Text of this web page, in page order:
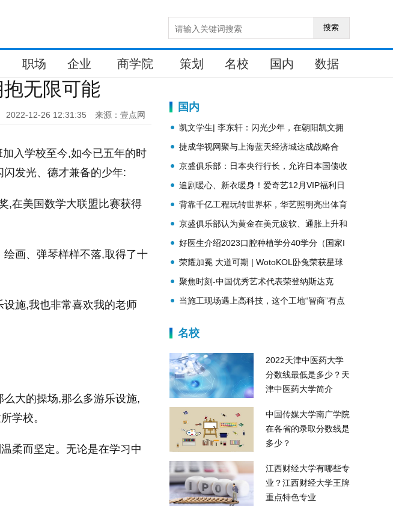
搜索
职场 企业 商学院 策划 名校 国内 数据
无限可能
2022-12-26 12:31:35 来源：壹点网
入学校至今,如今已五年的时
发光、德才兼备的少年:
,在美国数学大联盟比赛获得
画、弹琴样样不落,取得了十
施,我也非常喜欢我的老师
大的操场,那么多游乐设施,
学校。
柔而坚定。无论是在学习中
国内
凯文学生| 李东轩：闪光少年，在朝阳凯文拥
抱无限可能
捷成华视网聚与上海蓝天经济城达成战略合
作，聚力探索元宇宙行业创新生态
京盛俱乐部：日本央行行长，允许日本国债收
益率上升不是加息！
追剧暖心、新衣暖身！爱奇艺12月VIP福利日
惊喜来袭
背靠千亿工程玩转世界杯，华艺照明亮出体育
营销三大王牌
京盛俱乐部认为黄金在美元疲软、通胀上升和
经济不确定性时期都表现良好
好医生介绍2023口腔种植学分40学分（国家I
类）获取方式
荣耀加冕 大道可期 | WotoKOL卧兔荣获星球
奖BrandStar Awards 2022服务创新奖！
聚焦时刻-中国优秀艺术代表荣登纳斯达克
当施工现场遇上高科技，这个工地“智商”有点
名校
2022天津中医药大学
分数线最低是多少？天
津中医药大学简介
中国传媒大学南广学院
在各省的录取分数线是
多少？
江西财经大学有哪些专
业？江西财经大学王牌
重点特色专业